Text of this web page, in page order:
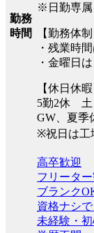
勤務
時間
※日勤専属
【勤務体制
・残業時
・金曜日
【休日休暇
5勤2休 土
GW、夏季
※祝日は工
高卒歓迎
フリータ
ブランク
資格ナシ
未経験・